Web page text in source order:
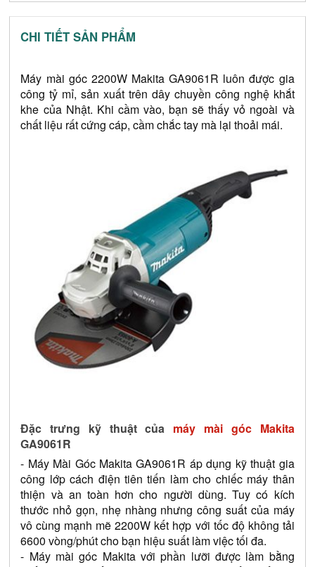
CHI TIẾT SẢN PHẨM
Máy mài góc 2200W Makita GA9061R luôn được gia
công tỷ mỉ, sản xuất trên dây chuyền công nghệ khắt
khe của Nhật. Khi cầm vào, bạn sẽ thấy vỏ ngoài và
chất liệu rất cứng cáp, cầm chắc tay mà lại thoải mái.
Đặc trưng kỹ thuật của
máy mài góc Makita
GA9061R
- Máy Mài Góc Makita GA9061R áp dụng kỹ thuật gia
công lớp cách điện tiên tiến làm cho chiếc máy thân
thiện và an toàn hơn cho người dùng. Tuy có kích
thước nhỏ gọn, nhẹ nhàng nhưng công suất của máy
vô cùng mạnh mẽ 2200W kết hợp với tốc độ không tải
6600 vòng/phút cho bạn hiệu suất làm việc tối đa.
- Máy mài góc Makita với phần lưỡi được làm bằng